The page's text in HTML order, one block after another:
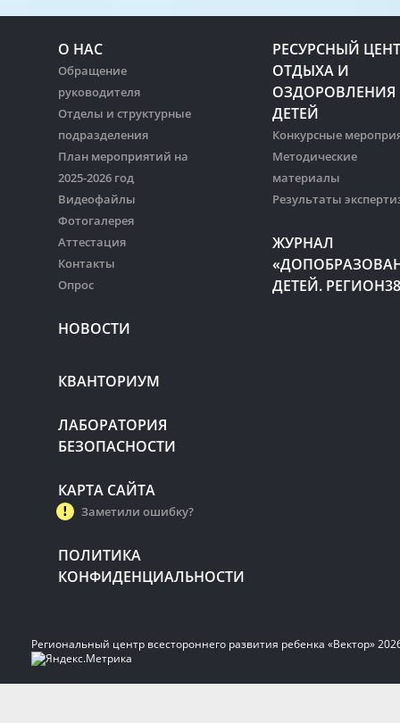
О НАС
Обращение
руководителя
Отделы и структурные
подразделения
План мероприятий на
2025-2026 год
Видеофайлы
Фотогалерея
Аттестация
Контакты
Опрос
НОВОСТИ
РЕСУРСНЫЙ
ОТДЫХА И
ОЗДОРОВЛЕНИЯ
ДЕТЕЙ
Конкурсные
Методические
материалы
Результаты
ЖУРНАЛ
ДЕТЕЙ.
КВАНТОРИУМ
ЛАБОРАТОРИЯ
БЕЗОПАСНОСТИ
КАРТА САЙТА
Заметили ошибку?
ПОЛИТИКА
КОНФИДЕНЦИАЛЬНОСТИ
Региональный центр всестороннего развития ребенка «Вектор»